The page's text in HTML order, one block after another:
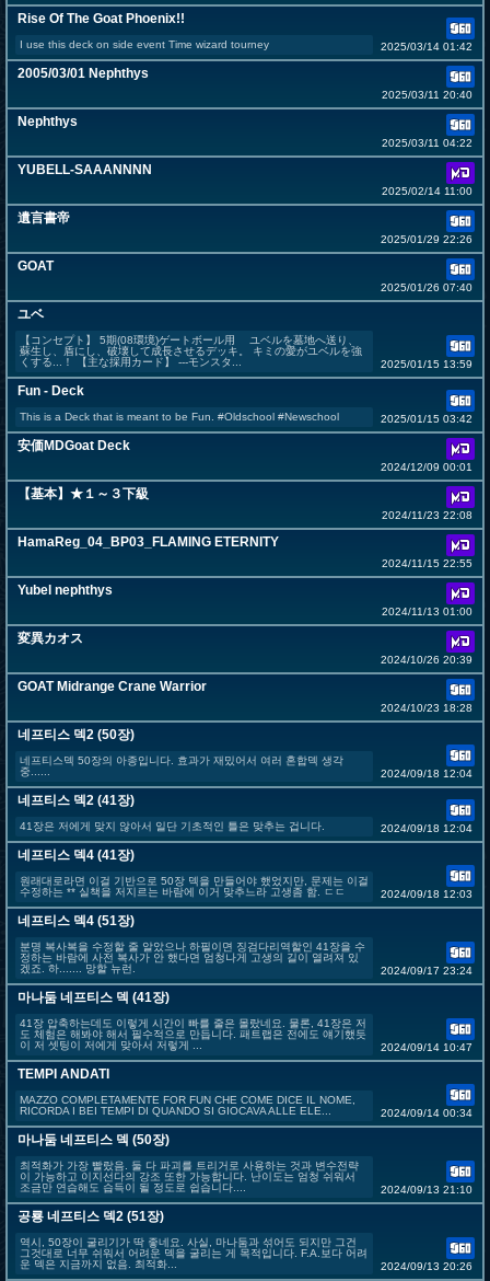
Rise Of The Goat Phoenix!!
I use this deck on side event Time wizard tourney 2025/03/14 01:42
2005/03/01 Nephthys
2025/03/11 20:40
Nephthys
2025/03/11 04:22
YUBELL-SAAANNNN
2025/02/14 11:00
遺言書帝
2025/01/29 22:26
GOAT
2025/01/26 07:40
ユベ
【コンセプト】 5期(08環境)ゲートボール用 ユベルを墓地へ送り、
蘇生し、盾にし、破壊して成長させるデッキ。 キミの愛がユベルを強
くする...！ 【主な採用カード】 ---モンスタ...
2025/01/15 13:59
Fun - Deck
This is a Deck that is meant to be Fun. #Oldschool #Newschool 2025/01/15 03:42
安価MDGoat Deck
2024/12/09 00:01
【基本】★１～３下級
2024/11/23 22:08
HamaReg_04_BP03_FLAMING ETERNITY
2024/11/15 22:55
Yubel nephthys
2024/11/13 01:00
変異カオス
2024/10/26 20:39
GOAT Midrange Crane Warrior
2024/10/23 18:28
네프티스 덱2 (50장)
네프티스덱 50장의 아종입니다. 효과가 재밌어서 여러 혼합덱 생각
중......
2024/09/18 12:04
네프티스 덱2 (41장)
41장은 저에게 맞지 않아서 일단 기초적인 틀은 맞추는 겁니다. 2024/09/18 12:04
네프티스 덱4 (41장)
원래대로라면 이걸 기반으로 50장 덱을 만들어야 했었지만, 문제는 이걸
수정하는 ** 실책을 저지르는 바람에 이거 맞추느라 고생좀 함. ㄷㄷ
2024/09/18 12:03
네프티스 덱4 (51장)
분명 복사복을 수정할 줄 알았으나 하필이면 징검다리역할인 41장을 수
정하는 바람에 사전 복사가 안 했다면 엄청나게 고생의 길이 열려져 있
겠죠. 하....... 망할 뉴런.
2024/09/17 23:24
마나둠 네프티스 덱 (41장)
41장 압축하는데도 이렇게 시간이 빠를 줄은 몰랐네요. 물론, 41장은 저
도 체험은 해봐야 해서 필수적으로 만듭니다. 패트랩은 전에도 얘기했듯
이 저 셋팅이 저에게 맞아서 저렇게 ...
2024/09/14 10:47
TEMPI ANDATI
MAZZO COMPLETAMENTE FOR FUN CHE COME DICE IL NOME,
RICORDA I BEI TEMPI DI QUANDO SI GIOCAVA ALLE ELE...
2024/09/14 00:34
마나둠 네프티스 덱 (50장)
최적화가 가장 빨랐음. 둘 다 파괴를 트리거로 사용하는 것과 변수전략
이 가능하고 이지선다의 강조 또한 가능합니다. 난이도는 엄청 쉬워서
조금만 연습해도 습득이 될 정도로 쉽습니다....
2024/09/13 21:10
공룡 네프티스 덱2 (51장)
역시, 50장이 굴리기가 딱 좋네요. 사실, 마나둠과 섞어도 되지만 그건
그것대로 너무 쉬워서 어려운 덱을 굴리는 게 목적입니다. F.A.보다 어려
운 덱은 지금까지 없음. 최적화...
2024/09/13 20:26